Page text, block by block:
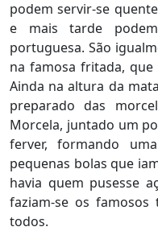
podem servir-se
e mais tarde
portuguesa. São
na famosa fritada,
Ainda na altura da
preparado das
Morcela, juntado um
ferver, formando
pequenas bolas que
havia quem pusesse
faziam-se os
todos.